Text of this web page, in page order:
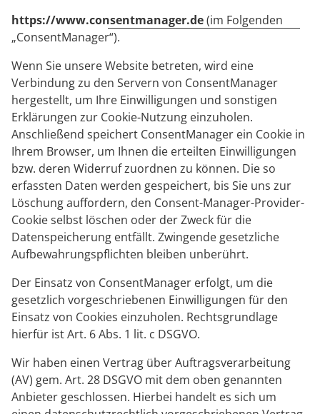
https://www.consentmanager.de(im Folgenden
„ConsentManager“).
Wenn Sie unsere Website betreten, wird eine
Verbindung zu den Servern von ConsentManager
hergestellt, um Ihre Einwilligungen und sonstigen
Erklärungen zur Cookie-Nutzung einzuholen.
Anschließend speichert ConsentManager ein Cookie in
Ihrem Browser, um Ihnen die erteilten Einwilligungen
bzw. deren Widerruf zuordnen zu können. Die so
erfassten Daten werden gespeichert, bis Sie uns zur
Löschung auffordern, den Consent-Manager-Provider-
Cookie selbst löschen oder der Zweck für die
Datenspeicherung entfällt. Zwingende gesetzliche
Aufbewahrungspflichten bleiben unberührt.
Der Einsatz von ConsentManager erfolgt, um die
gesetzlich vorgeschriebenen Einwilligungen für den
Einsatz von Cookies einzuholen. Rechtsgrundlage
hierfür ist Art. 6 Abs. 1 lit. c DSGVO.
Wir haben einen Vertrag über Auftragsverarbeitung
(AV) gem. Art. 28 DSGVO mit dem oben genannten
Anbieter geschlossen. Hierbei handelt es sich um